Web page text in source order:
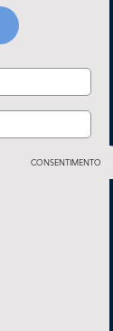
CONSENTIMENTO